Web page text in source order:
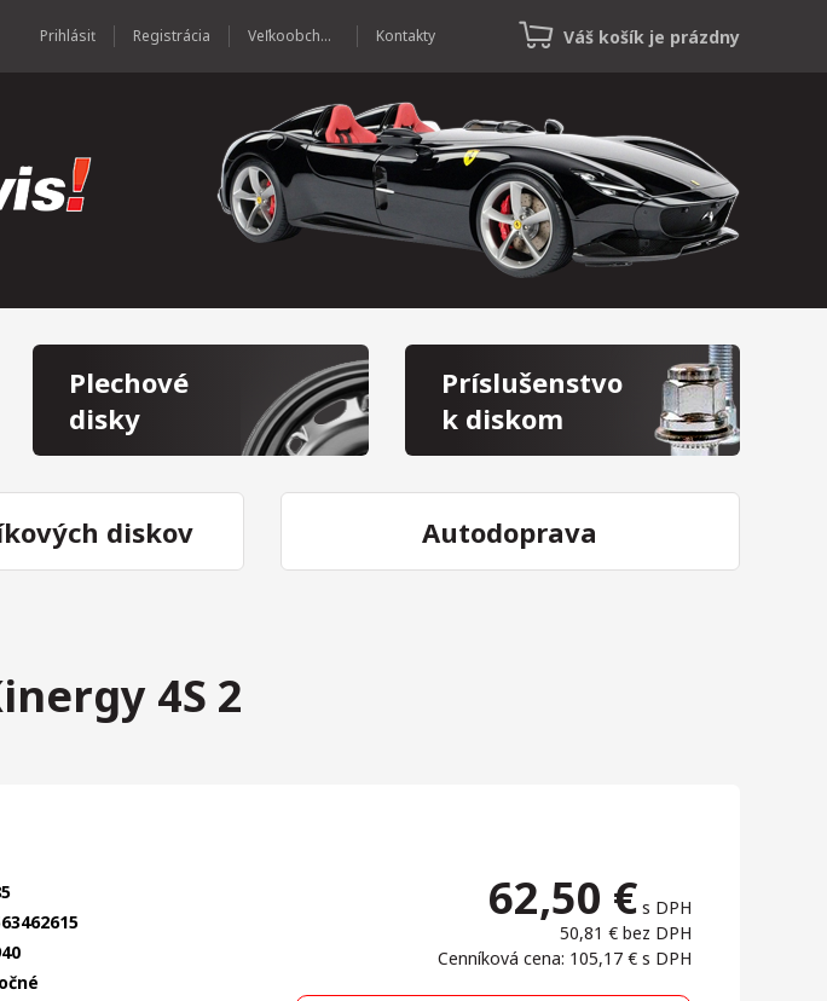
Prihlásiť Registrácia Veľkoobchod Kontakty Váš košík je prázdny
Plechové
disky
Príslušenstvo
k diskom
diskov Autodoprava
4S 2
62,50 € s DPH
50,81 € bez DPH
Cenníková cena: 105,17 € s DPH